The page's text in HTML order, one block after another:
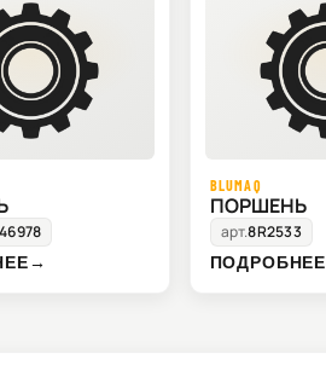
→
BLUMAQ
ПОРШЕНЬ
арт.8R2533
ПОДРОБНЕЕ